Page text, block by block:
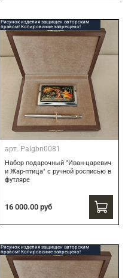
Рисунок изделия защищен авторским
правом! Копирование запрещено!
арт. Palgbn0081
Набор подарочный "Иван-царевич
и Жар-птица" с ручной росписью в
футляре
16 000.00 руб
Рисунок изделия защищен авторским
правом! Копирование запрещено!